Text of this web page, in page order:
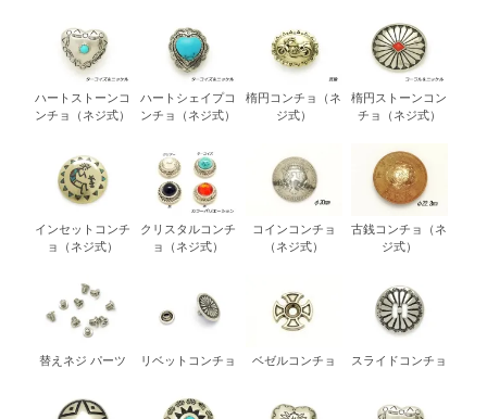
ハートストーンコ
ンチョ（ネジ式）
ハートシェイプコ
ンチョ（ネジ式）
楕円コンチョ（ネ
ジ式）
楕円ストーンコン
チョ（ネジ式）
インセットコンチ
ョ（ネジ式）
クリスタルコンチ
ョ（ネジ式）
コインコンチョ
（ネジ式）
古銭コンチョ（ネ
ジ式）
替えネジ パーツ リベットコンチョ ベゼルコンチョ スライドコンチョ